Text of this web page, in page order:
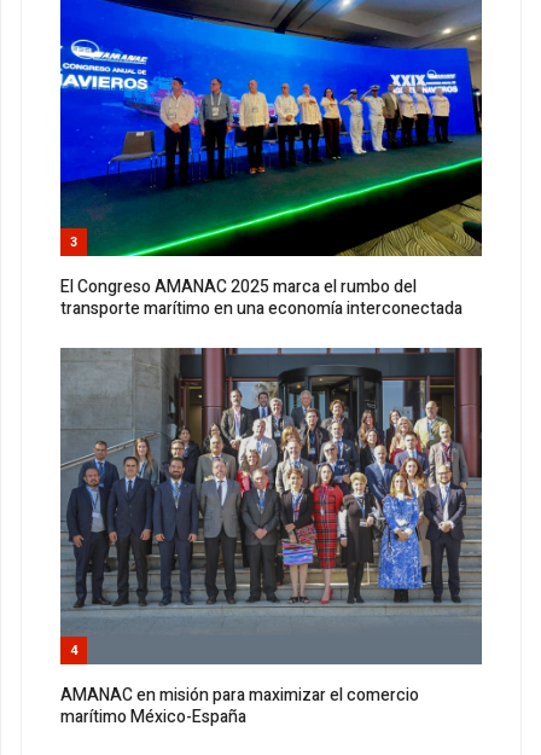
3
El Congreso AMANAC 2025 marca el rumbo del
transporte marítimo en una economía interconectada
4
AMANAC en misión para maximizar el comercio
marítimo México-España